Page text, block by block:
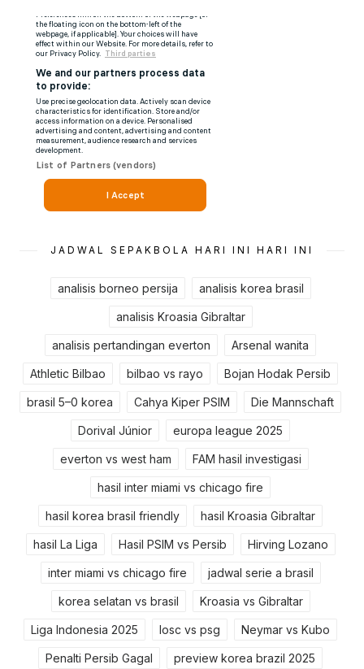
JADWAL SEPAKBOLA HARI INI HARI INI
analisis borneo persija analisis korea brasil
analisis Kroasia Gibraltar
analisis pertandingan everton Arsenal wanita
Athletic Bilbao bilbao vs rayo Bojan Hodak Persib
brasil 5–0 korea Cahya Kiper PSIM Die Mannschaft
Dorival Júnior europa league 2025
everton vs west ham FAM hasil investigasi
hasil inter miami vs chicago fire
hasil korea brasil friendly hasil Kroasia Gibraltar
hasil La Liga Hasil PSIM vs Persib Hirving Lozano
inter miami vs chicago fire jadwal serie a brasil
korea selatan vs brasil Kroasia vs Gibraltar
Liga Indonesia 2025 losc vs psg Neymar vs Kubo
Penalti Persib Gagal preview korea brazil 2025